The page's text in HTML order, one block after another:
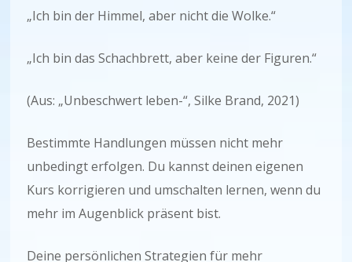
„Ich bin der Himmel, aber nicht die Wolke.“
„Ich bin das Schachbrett, aber keine der Figuren.“
(Aus: „Unbeschwert leben-“, Silke Brand, 2021)
Bestimmte Handlungen müssen nicht mehr
unbedingt erfolgen. Du kannst deinen eigenen
Kurs korrigieren und umschalten lernen, wenn du
mehr im Augenblick präsent bist.
Deine persönlichen Strategien für mehr